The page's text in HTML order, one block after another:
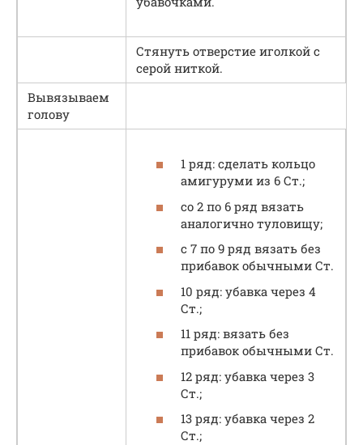
Стянуть отверстие иголкой с
серой ниткой.
Вывязываем
голову
1 ряд: сделать кольцо
амигуруми из 6 Ст.;
со 2 по 6 ряд вязать
аналогично туловищу;
c 7 по 9 ряд вязать без
прибавок обычными Ст.
10 ряд: убавка через 4
Ст.;
11 ряд: вязать без
прибавок обычными Ст.
12 ряд: убавка через 3
Ст.;
13 ряд: убавка через 2
Ст.;